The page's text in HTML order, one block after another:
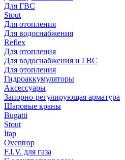
Для ГВС
Stout
Для отопления
Для водоснабжения
Reflex
Для отопления
Для водоснабжения и ГВС
Для отопления
Гидроаккумуляторы
Аксессуары
Запорно-регулирующая арматура
Шаровые краны
Bugatti
Stout
Itap
Oventrop
F.I.V. для газа